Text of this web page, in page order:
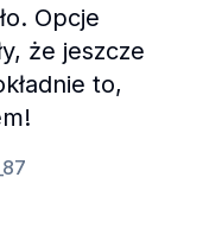
Opcje
że jeszcze
to,